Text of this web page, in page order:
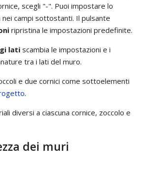
scegli "-". Puoi impostare lo
nei campi sottostanti. Il pulsante
ripristina le impostazioni predefinite.
lati scambia le impostazioni e i
tra i lati del muro.
e due cornici come sottoelementi
.
diversi a ciascuna cornice, zoccolo e
dei muri